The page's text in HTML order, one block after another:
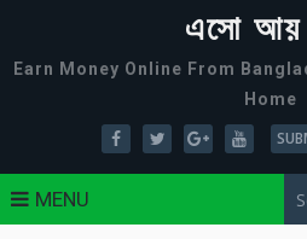
এসো আয়
Earn Money Online From
Home
MENU